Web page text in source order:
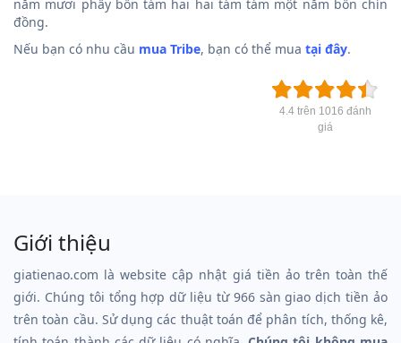
năm mươi phẩy bốn tám hai hai tám tám một năm bốn chín
đồng.
Nếu bạn có nhu cầu mua Tribe, bạn có thể mua tại đây.
4.4 trên 1016 đánh
giá
Giới thiệu
giatienao.com là website cập nhật giá tiền ảo trên toàn thế
giới. Chúng tôi tổng hợp dữ liệu từ 966 sàn giao dịch tiền ảo
trên toàn cầu. Sử dụng các thuật toán để phân tích, thống kê,